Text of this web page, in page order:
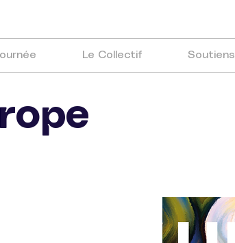
Le Collectif Soutiens